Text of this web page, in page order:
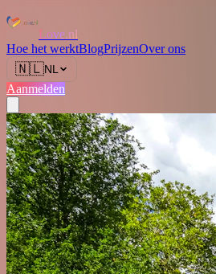
Love.nl
Hoe het werktBlogPrijzenOver ons
🇳🇱NL
Aanmelden